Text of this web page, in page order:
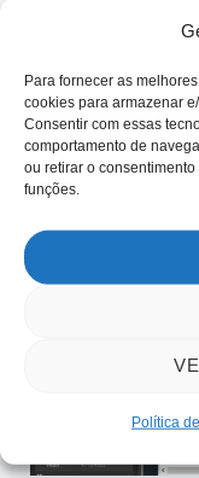
Para fornecer as
cookies para armazenar
Consentir com essas
comportamento de
ou retirar o
funções.
Política
clique no ícone do “
na imagem: